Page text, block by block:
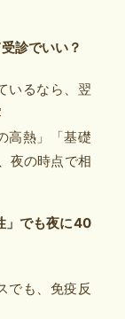
診でいい？
いるなら、翌
高熱」「基礎
夜の時点で相
」でも夜に40
でも、免疫反